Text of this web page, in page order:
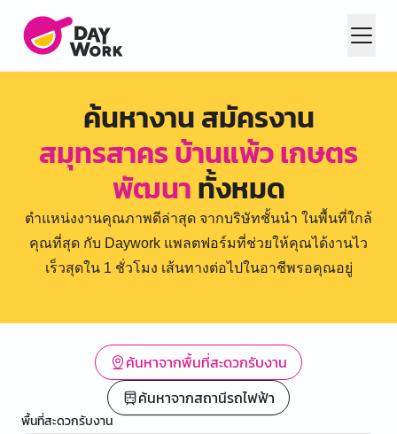
ค้นหางาน สมัครงาน
สมุทรสาคร บ้านแพ้ว เกษตร
พัฒนาทั้งหมด
ตำแหน่งงานคุณภาพดีล่าสุด จากบริษัทชั้นนำ ในพื้นที่ใกล้
คุณที่สุด กับ Daywork แพลตฟอร์มที่ช่วยให้คุณได้งานไว
เร็วสุดใน 1 ชั่วโมง เส้นทางต่อไปในอาชีพรอคุณอยู่
ค้นหาจากพื้นที่สะดวกรับงาน
ค้นหาจากสถานีรถไฟฟ้า
พื้นที่สะดวกรับงาน